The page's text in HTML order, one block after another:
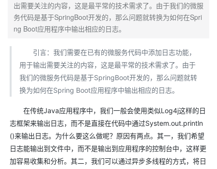
出需要关注的内容，这是最平常的技术需求了。由于我们的微服
务代码是基于SpringBoot开发的，那么问题就转换为如何在Spri
ng Boot应用程序中输出相应的日志。
引言：我们需要在已有的微服务代码中添加日志功能，
用于输出需要关注的内容，这是最平常的技术需求了。由于
我们的微服务代码是基于SpringBoot开发的，那么问题就转
换为如何在Spring Boot应用程序中输出相应的日志。
在传统Java应用程序中，我们一般会使用类似Log4j这样的日
志框架来输出日志，而不是直接在代码中通过System.out.println
()来输出日志。为什么要这么做呢？原因有两点。其一，我们希望
日志能输出到文件中，而不是输出到应用程序的控制台中，这样更
加容易收集和分析。其二，我们可以通过异步多线程的方式，将日